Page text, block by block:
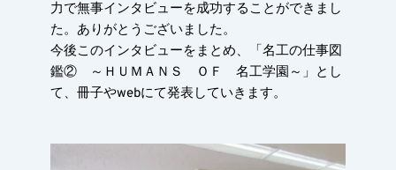
力で無事インタビューを成功することができまし
た。ありがとうございました。
今後このインタビューをまとめ、「名工の仕事図
鑑②　～ＨＵＭＡＮＳ　ＯＦ　名工学園～」とし
て、冊子やwebにて発表していきます。